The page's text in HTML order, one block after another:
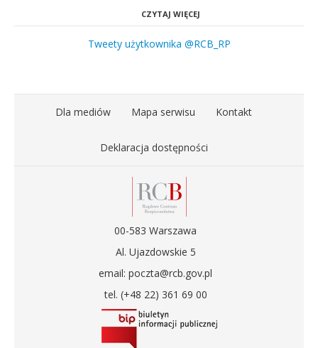
CZYTAJ WIĘCEJ
Tweety użytkownika @RCB_RP
Dla mediów Mapa serwisu Kontakt
Deklaracja dostępności
00-583 Warszawa
Al. Ujazdowskie 5
email: poczta@rcb.gov.pl
tel. (+48 22) 361 69 00